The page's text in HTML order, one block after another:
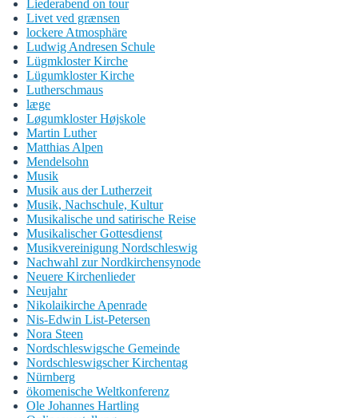
Liederabend on tour
Livet ved grænsen
lockere Atmosphäre
Ludwig Andresen Schule
Lügmkloster Kirche
Lügumkloster Kirche
Lutherschmaus
læge
Løgumkloster Højskole
Martin Luther
Matthias Alpen
Mendelsohn
Musik
Musik aus der Lutherzeit
Musik, Nachschule, Kultur
Musikalische und satirische Reise
Musikalischer Gottesdienst
Musikvereinigung Nordschleswig
Nachwahl zur Nordkirchensynode
Neuere Kirchenlieder
Neujahr
Nikolaikirche Apenrade
Nis-Edwin List-Petersen
Nora Steen
Nordschleswigsche Gemeinde
Nordschleswigscher Kirchentag
Nürnberg
ökomenische Weltkonferenz
Ole Johannes Hartling